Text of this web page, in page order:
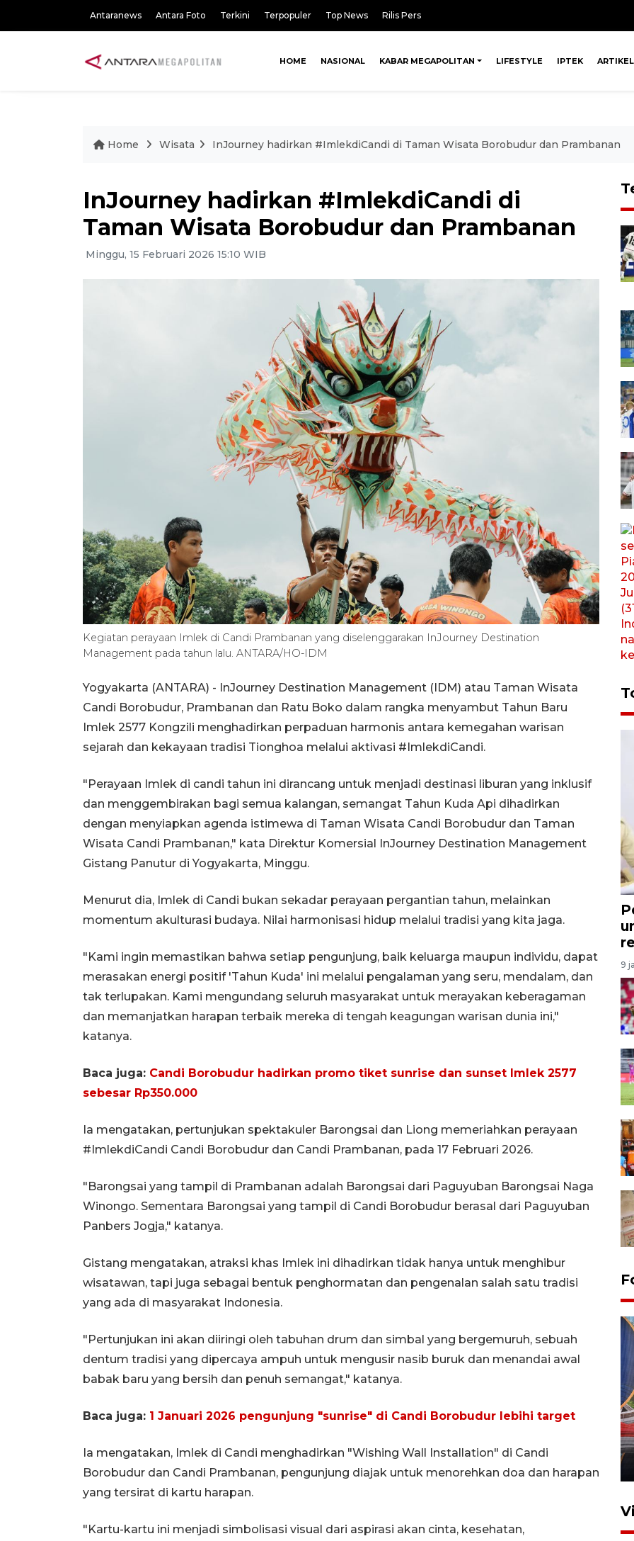
Antaranews Antara Foto Terkini Terpopuler Top News Rilis Pers
HOME NASIONAL KABAR MEGAPOLITAN LIFESTYLE IPTEK ARTIKEL
Home Wisata InJourney hadirkan #ImlekdiCandi di Taman Wisata Borobudur dan Prambanan
InJourney hadirkan #ImlekdiCandi di
Taman Wisata Borobudur dan Prambanan
Minggu, 15 Februari 2026 15:10 WIB
Kegiatan perayaan Imlek di Candi Prambanan yang diselenggarakan InJourney Destination
Management pada tahun lalu. ANTARA/HO-IDM
Yogyakarta (ANTARA) - InJourney Destination Management (IDM) atau Taman Wisata
Candi Borobudur, Prambanan dan Ratu Boko dalam rangka menyambut Tahun Baru
Imlek 2577 Kongzili menghadirkan perpaduan harmonis antara kemegahan warisan
sejarah dan kekayaan tradisi Tionghoa melalui aktivasi #ImlekdiCandi.
"Perayaan Imlek di candi tahun ini dirancang untuk menjadi destinasi liburan yang inklusif
dan menggembirakan bagi semua kalangan, semangat Tahun Kuda Api dihadirkan
dengan menyiapkan agenda istimewa di Taman Wisata Candi Borobudur dan Taman
Wisata Candi Prambanan," kata Direktur Komersial InJourney Destination Management
Gistang Panutur di Yogyakarta, Minggu.
Menurut dia, Imlek di Candi bukan sekadar perayaan pergantian tahun, melainkan
momentum akulturasi budaya. Nilai harmonisasi hidup melalui tradisi yang kita jaga.
"Kami ingin memastikan bahwa setiap pengunjung, baik keluarga maupun individu, dapat
merasakan energi positif 'Tahun Kuda' ini melalui pengalaman yang seru, mendalam, dan
tak terlupakan. Kami mengundang seluruh masyarakat untuk merayakan keberagaman
dan memanjatkan harapan terbaik mereka di tengah keagungan warisan dunia ini,"
katanya.
Baca juga: Candi Borobudur hadirkan promo tiket sunrise dan sunset Imlek 2577
sebesar Rp350.000
Ia mengatakan, pertunjukan spektakuler Barongsai dan Liong memeriahkan perayaan
#ImlekdiCandi Candi Borobudur dan Candi Prambanan, pada 17 Februari 2026.
"Barongsai yang tampil di Prambanan adalah Barongsai dari Paguyuban Barongsai Naga
Winongo. Sementara Barongsai yang tampil di Candi Borobudur berasal dari Paguyuban
Panbers Jogja," katanya.
Gistang mengatakan, atraksi khas Imlek ini dihadirkan tidak hanya untuk menghibur
wisatawan, tapi juga sebagai bentuk penghormatan dan pengenalan salah satu tradisi
yang ada di masyarakat Indonesia.
"Pertunjukan ini akan diiringi oleh tabuhan drum dan simbal yang bergemuruh, sebuah
dentum tradisi yang dipercaya ampuh untuk mengusir nasib buruk dan menandai awal
babak baru yang bersih dan penuh semangat," katanya.
Baca juga: 1 Januari 2026 pengunjung "sunrise" di Candi Borobudur lebihi target
Ia mengatakan, Imlek di Candi menghadirkan "Wishing Wall Installation" di Candi
Borobudur dan Candi Prambanan, pengunjung diajak untuk menorehkan doa dan harapan
yang tersirat di kartu harapan.
"Kartu-kartu ini menjadi simbolisasi visual dari aspirasi akan cinta, kesehatan,
9
Komisi V DPR tinjau
Stasiun Bogor